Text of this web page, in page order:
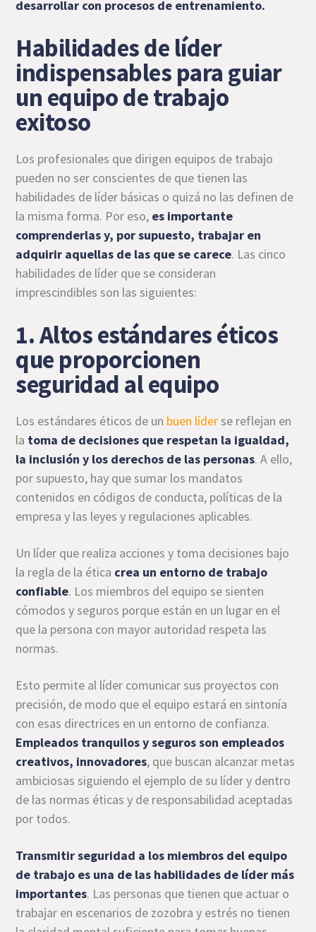
desarrollar con procesos de entrenamiento.
Habilidades de líder
indispensables para guiar
un equipo de trabajo
exitoso
Los profesionales que dirigen equipos de trabajo
pueden no ser conscientes de que tienen las
habilidades de líder básicas o quizá no las definen de
la misma forma. Por eso, es importante
comprenderlas y, por supuesto, trabajar en
adquirir aquellas de las que se carece. Las cinco
habilidades de líder que se consideran
imprescindibles son las siguientes:
1. Altos estándares éticos
que proporcionen
seguridad al equipo
Los estándares éticos de un buen líderse reflejan en
la toma de decisiones que respetan la igualdad,
la inclusión y los derechos de las personas. A ello,
por supuesto, hay que sumar los mandatos
contenidos en códigos de conducta, políticas de la
empresa y las leyes y regulaciones aplicables.
Un líder que realiza acciones y toma decisiones bajo
la regla de la ética crea un entorno de trabajo
confiable. Los miembros del equipo se sienten
cómodos y seguros porque están en un lugar en el
que la persona con mayor autoridad respeta las
normas.
Esto permite al líder comunicar sus proyectos con
precisión, de modo que el equipo estará en sintonía
con esas directrices en un entorno de confianza.
Empleados tranquilos y seguros son empleados
creativos, innovadores, que buscan alcanzar metas
ambiciosas siguiendo el ejemplo de su líder y dentro
de las normas éticas y de responsabilidad aceptadas
por todos.
Transmitir seguridad a los miembros del equipo
de trabajo es una de las habilidades de líder más
importantes. Las personas que tienen que actuar o
trabajar en escenarios de zozobra y estrés no tienen